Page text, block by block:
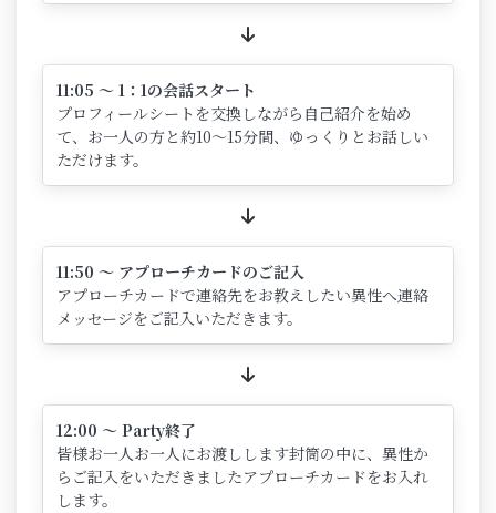
11:05 ～ 1：1の会話スタート
プロフィールシートを交換しながら自己紹介を始め
て、お一人の方と約10～15分間、ゆっくりとお話しい
ただけます。
11:50 ～ アプローチカードのご記入
アプローチカードで連絡先をお教えしたい異性へ連絡
メッセージをご記入いただきます。
12:00 ～ Party終了
皆様お一人お一人にお渡しします封筒の中に、異性か
らご記入をいただきましたアプローチカードをお入れ
します。